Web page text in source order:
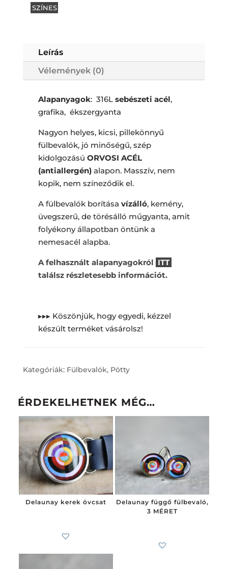
SZÍNES
Leírás
Vélemények (0)
Alapanyagok: 316Lsebészeti acél,
grafika, ékszergyanta
Nagyon helyes, kicsi, pillekönnyű
fülbevalók, jó minőségű, szép
kidolgozású ORVOSI ACÉL
(antiallergén) alapon. Masszív, nem
kopik, nem színeződik el.
A fülbevalók borítása vízálló, kemény,
üvegszerű, de törésálló műgyanta, amit
folyékony állapotban öntünk a
nemesacél alapba.
A felhasznált alapanyagokról ITT
találsz részletesebb információt.
▸▸▸ Köszönjük, hogy egyedi, kézzel
készült terméket vásárolsz!
Kategóriák: Fülbevalók, Pötty
ÉRDEKELHETNEK MÉG…
Delaunay kerek övcsat
Delaunay függő fülbevaló,
3 MÉRET
Subtotal